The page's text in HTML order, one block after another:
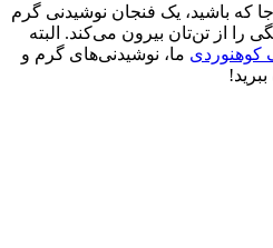
که باشید، یک فنجان نوشیدنی گرم
را از تن‌تان بیرون می‌کند. البته
کوهنوردی ما، نوشیدنی‌های گرم و